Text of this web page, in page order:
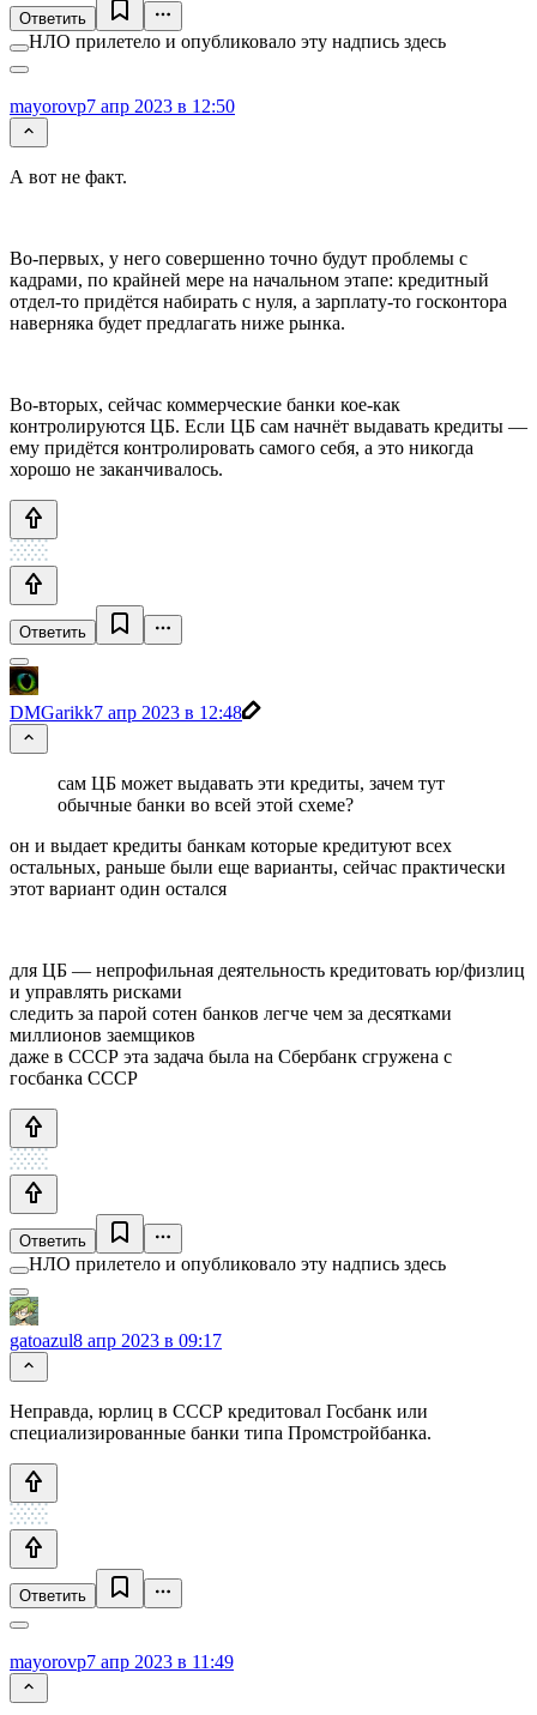
Ответить
НЛО прилетело и опубликовало эту надпись здесь
mayorovp7 апр 2023 в 12:50
А вот не факт.
Во-первых, у него совершенно точно будут проблемы с
кадрами, по крайней мере на начальном этапе: кредитный
отдел-то придётся набирать с нуля, а зарплату-то госконтора
наверняка будет предлагать ниже рынка.
Во-вторых, сейчас коммерческие банки кое-как
контролируются ЦБ. Если ЦБ сам начнёт выдавать кредиты —
ему придётся контролировать самого себя, а это никогда
хорошо не заканчивалось.
Ответить
DMGarikk7 апр 2023 в 12:48
сам ЦБ может выдавать эти кредиты, зачем тут
обычные банки во всей этой схеме?
он и выдает кредиты банкам которые кредитуют всех
остальных, раньше были еще варианты, сейчас практически
этот вариант один остался
для ЦБ — непрофильная деятельность кредитовать юр/физлиц
и управлять рисками
следить за парой сотен банков легче чем за десятками
миллионов заемщиков
даже в СССР эта задача была на Сбербанк сгружена с
госбанка СССР
Ответить
НЛО прилетело и опубликовало эту надпись здесь
gatoazul8 апр 2023 в 09:17
Неправда, юрлиц в СССР кредитовал Госбанк или
специализированные банки типа Промстройбанка.
Ответить
mayorovp7 апр 2023 в 11:49